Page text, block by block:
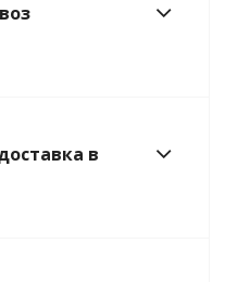
в